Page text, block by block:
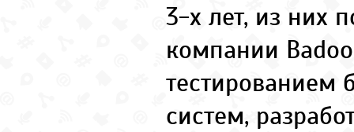
3-х лет, из них
компании
тестированием
систем,